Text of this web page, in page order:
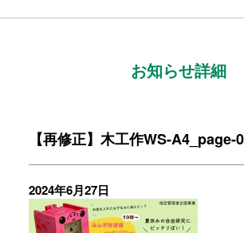
お知らせ詳細
【再修正】木工作WS-A4_page-
2024年6月27日